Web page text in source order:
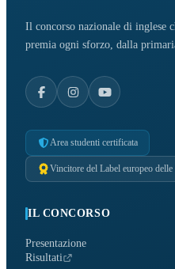
Il concorso nazionale di inglese
premia ogni sforzo, dalla
Area studenti certificata
Vincitore del Label europeo
IL CONCORSO
Presentazione
Risultati